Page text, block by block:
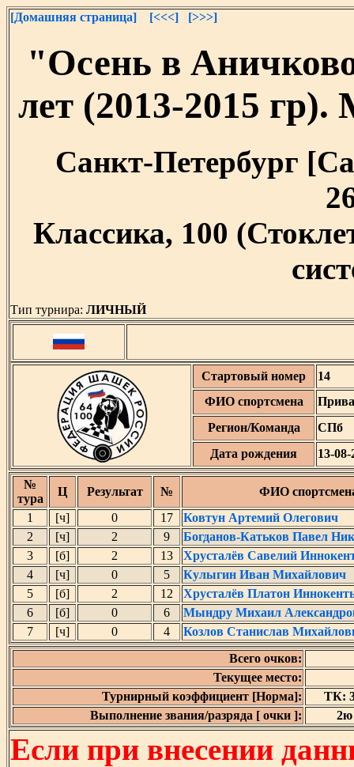
[Домашняя страница] [<<<] [>>>]
"Осень в
лет (2013-2015
Санкт-Петербург
Классика, 100
Тип турнира: ЛИЧНЫЙ
Стартовый номер
14
ФИО спортсмена
Регион/Команда
СПб
Дата рождения
13-08-
№
тура
Ц Результат №
ФИО
1
[ч] 0 17
Ковтун Артемий Олегович
2
[ч] 2 9
Богданов-Катьков Павел
3
[б] 2 13
Хрусталёв Савелий
4
[ч] 0 5
Кулыгин Иван Михайлович
5
[б] 2 12
Хрусталёв Платон
6
[б] 0 6
Мындру Михаил
7
[ч] 0 4
Козлов Станислав
Всего очков:
Текущее место:
Турнирный коэффициент [Норма]:
ТК:
Выполнение звания/разряда [ очки ]:
2ю
Если при внесении